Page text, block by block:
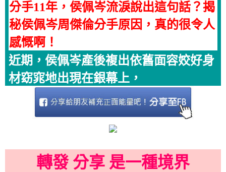
分手11年，侯佩岑流淚說出這句話？揭
秘侯佩岑周傑倫分手原因，真的很令人
感慨啊！
近期，侯佩岑產後複出依舊面容姣好身
材窈窕地出現在銀幕上，
轉發 分享 是一種境界